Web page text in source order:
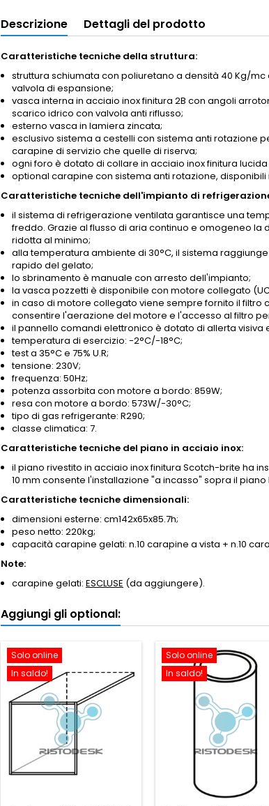
Descrizione Dettagli del prodotto
Caratteristiche tecniche della struttura:
struttura schiumata con poliuretano a densità 40 Kg/
valvola di espansione;
vasca interna in acciaio inox finitura 2B con angoli
scarico idrico con valvola anti riflusso;
esterno vasca in lamiera zincata;
esclusivo sistema a cestelli con sistema anti rotazione
carapine di servizio che quelle di riserva;
ogni foro è dotato di collare in acciaio inox finitura
optional carapine con sistema anti rotazione, disponibili
Caratteristiche tecniche dell'impianto di
il sistema di refrigerazione ventilata garantisce una
freddo. Grazie al flusso di aria continuo e omogeneo
ridotta al minimo;
alla temperatura ambiente di 30°C, il sistema
rapido del gelato;
lo sbrinamento è manuale con arresto dell'impianto;
la vasca pozzetti è disponibile con motore collegato
in caso di motore collegato viene sempre fornito il
consentire l'aerazione del motore e l'accesso al filtro
il pannello comandi elettronico è dotato di allerta
temperatura di esercizio: -2°C/-18°C;
test a 35°C e 75% U.R;
tensione: 230V;
frequenza: 50Hz;
potenza assorbita con motore a bordo: 859W;
resa con motore a bordo: 573W/-30°C;
tipo di gas refrigerante: R290;
classe climatica: 7.
Caratteristiche tecniche del piano in acciaio inox:
il piano rivestito in acciaio inox finitura Scotch-brite ha
10 mm consente l'installazione "a incasso" sopra il
Caratteristiche tecniche dimensionali:
dimensioni esterne: cm142x65x85.7h;
peso netto: 220kg;
capacità carapine gelati: n.10 carapine a vista + n.10
Note:
carapine gelati: ESCLUSE (da aggiungere).
Aggiungi gli optional:
Solo online
In saldo!
Solo online
In saldo!